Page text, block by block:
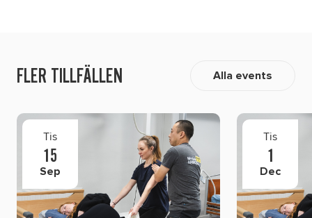
FLER TILLFÄLLEN Alla events
Tis
15
Sep
Tis
1
Dec